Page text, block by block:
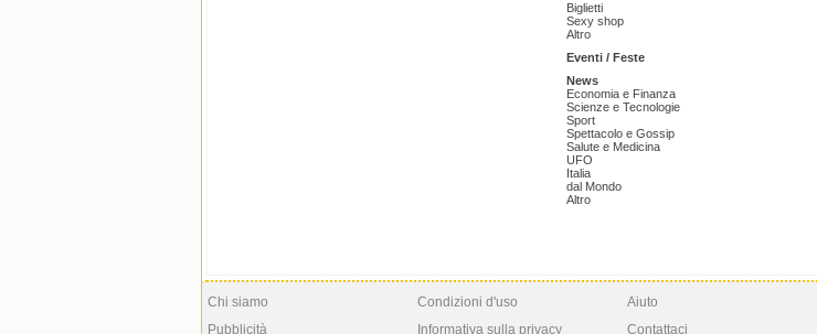
Biglietti
Sexy shop
Altro
Eventi / Feste
News
Economia e Finanza
Scienze e Tecnologie
Sport
Spettacolo e Gossip
Salute e Medicina
UFO
Italia
dal Mondo
Altro
Chi siamo
Pubblicità
Condizioni d'uso
Informativa sulla privacy
Aiuto
Contattaci